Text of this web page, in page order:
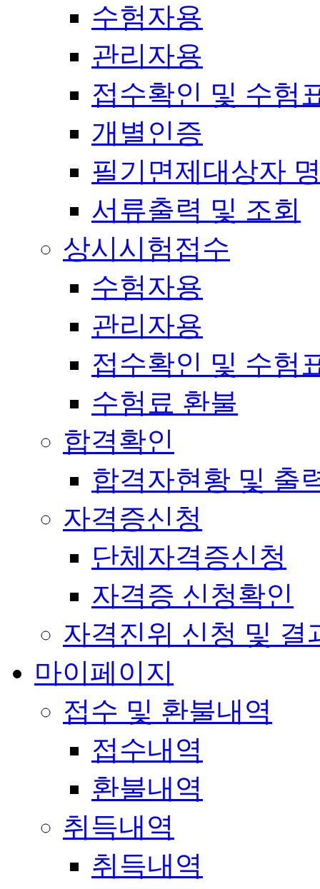
수험자용
관리자용
접수확인 및 수험
개별인증
필기면제대상자
서류출력 및 조회
상시시험접수
수험자용
관리자용
접수확인 및 수험
수험료 환불
합격확인
합격자현황 및 출
자격증신청
단체자격증신청
자격증 신청확인
자격진위 신청 및 결
마이페이지
접수 및 환불내역
접수내역
환불내역
취득내역
취득내역